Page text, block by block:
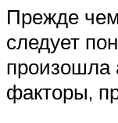
Прежде
следует
произошла
факторы,